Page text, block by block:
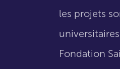
les projets
Fondation